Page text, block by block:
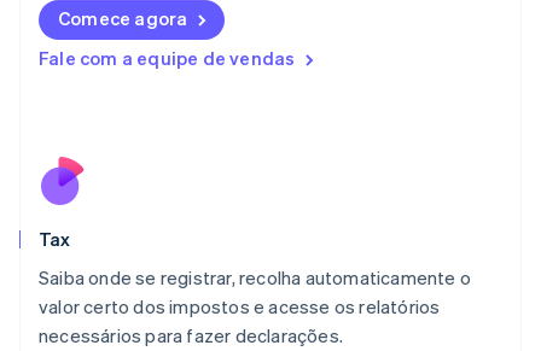
Comece agora
Fale com a equipe de vendas
Tax
Saiba onde se registrar, recolha automaticamente o
valor certo dos impostos e acesse os relatórios
necessários para fazer declarações.
Deutsch English
Lituânia
English
English
Malta
Noruega
English
Nova Zelândia